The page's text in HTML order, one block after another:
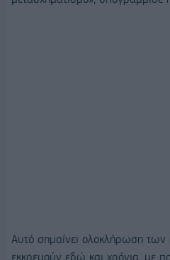
Αυτό σημαίνει ολοκλήρωση
εκκρεμούν εδώ και χρόνια, με